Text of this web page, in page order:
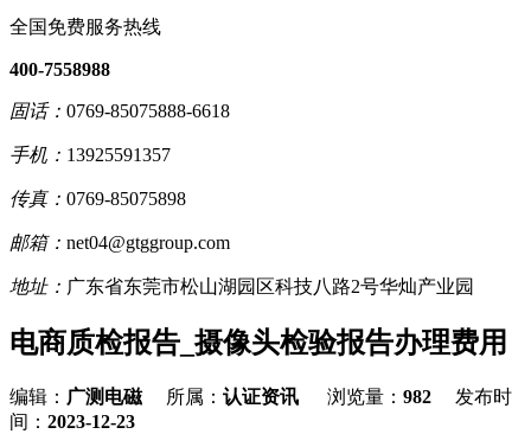
全国免费服务热线
400-7558988
固话： 0769-85075888-6618
手机： 13925591357
传真： 0769-85075898
邮箱： net04@gtggroup.com
地址： 广东省东莞市松山湖园区科技八路2号华灿产业园
电商质检报告_摄像头检验报告办理费用
编辑： 广测电磁所属： 认证资讯 浏览量： 982 发布时
间： 2023-12-23